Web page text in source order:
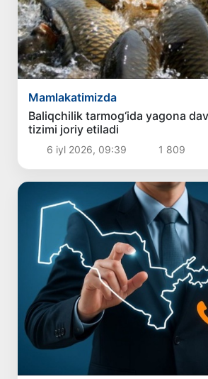
Mamlakatimizda
Baliqchilik tarmog‘ida yagona
tizimi joriy etiladi
6 iyl 2026, 09:39 1 809